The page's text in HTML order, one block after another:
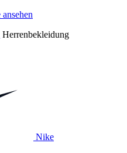
Herrenbekleidung
Nike